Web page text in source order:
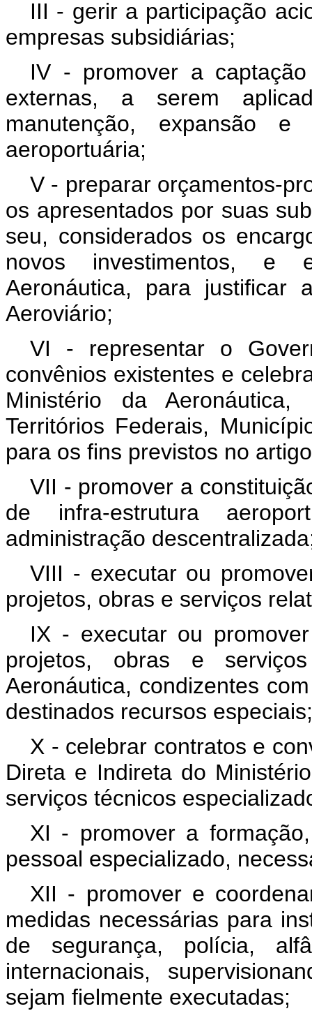
III - gerir a participação
empresas subsidiárias;
IV - promover a
externas, a serem
manutenção, expansão e
aeroportuária;
V - preparar orçamentos-
os apresentados por suas
seu, considerados os
novos investimentos, e
Aeronáutica, para justificar
Aeroviário;
VI - representar o
convênios existentes e
Ministério da
Territórios Federais,
para os fins previstos no
VII - promover a
de infra-estrutura
administração
VIII - executar ou
projetos, obras e serviços
IX - executar ou
projetos, obras e
Aeronáutica, condizentes
destinados recursos especiais;
X - celebrar contratos e
Direta e Indireta do
serviços técnicos
XI - promover a
pessoal especializado,
XII - promover e
medidas necessárias para
de segurança, polícia,
internacionais,
sejam fielmente executadas;